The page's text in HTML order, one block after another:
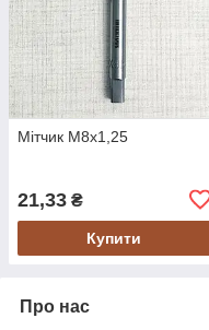
Мітчик М8х1,25
21,33 ₴
Купити
Про нас